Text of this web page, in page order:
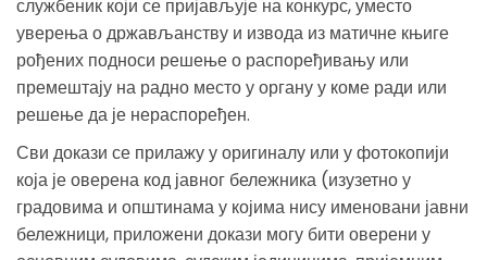
службеник који се пријављује на конкурс, уместо
уверења о држављанству и извода из матичне књиге
рођених подноси решење о распоређивању или
премештају на радно место у органу у коме ради или
решење да је нераспоређен.
Сви докази се прилажу у оригиналу или у фотокопији
која је оверена код јавног бележника (изузетно у
градовима и општинама у којима нису именовани јавни
бележници, приложени докази могу бити оверени у